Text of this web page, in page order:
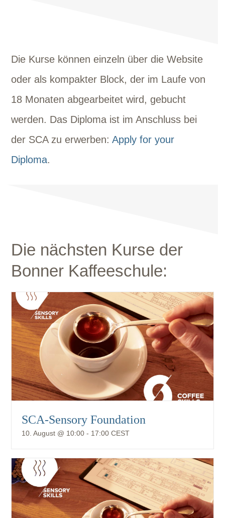
Die Kurse können einzeln über die Website
oder als kompakter Block, der im Laufe von
18 Monaten abgearbeitet wird, gebucht
werden. Das Diploma ist im Anschluss bei
der SCA zu erwerben:Apply for your
Diploma.
Die nächsten Kurse der
Bonner Kaffeeschule:
SCA-Sensory Foundation
10. August @ 10:00 - 17:00 CEST